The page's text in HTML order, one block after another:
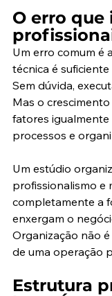
O erro
Um erro comum é
técnica é suficiente
Sem dúvida,
Mas o
fatores
processos e
Um estúdio
profissionalismo e
completamente a
enxergam o
Organização não
de uma operação
Estrutura